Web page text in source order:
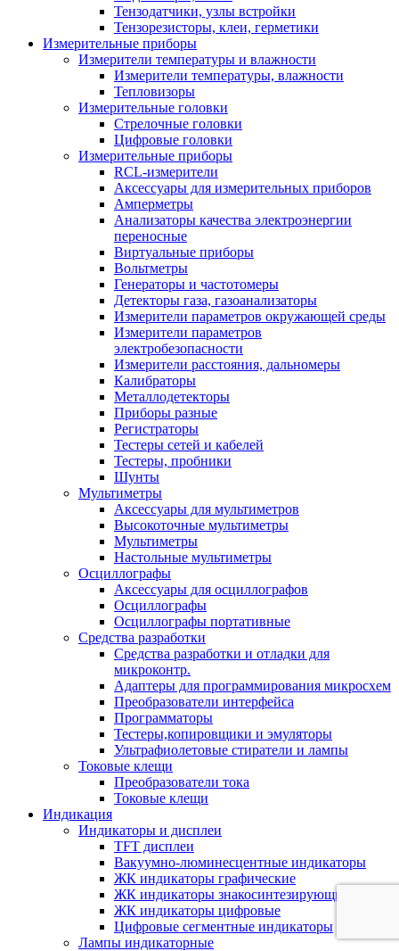
Тензодатчики, узлы встройки
Тензорезисторы, клеи, герметики
Измерительные приборы
Измерители температуры и влажности
Измерители температуры, влажности
Тепловизоры
Измерительные головки
Стрелочные головки
Цифровые головки
Измерительные приборы
RCL-измерители
Аксессуары для измерительных приборов
Амперметры
Анализаторы качества электроэнергии
переносные
Виртуальные приборы
Вольтметры
Генераторы и частотомеры
Детекторы газа, газоанализаторы
Измерители параметров окружающей среды
Измерители параметров
электробезопасности
Измерители расстояния, дальномеры
Калибраторы
Металлодетекторы
Приборы разные
Регистраторы
Тестеры сетей и кабелей
Тестеры, пробники
Шунты
Мультиметры
Аксессуары для мультиметров
Высокоточные мультиметры
Мультиметры
Настольные мультиметры
Осциллографы
Аксессуары для осциллографов
Осциллографы
Осциллографы портативные
Средства разработки
Cредства разработки и отладки для
микроконтр.
Адаптеры для программирования микросхем
Преобразователи интерфейса
Программаторы
Тестеры,копировщики и эмуляторы
Ультрафиолетовые стиратели и лампы
Токовые клещи
Преобразователи тока
Токовые клещи
Индикация
Индикаторы и дисплеи
TFT дисплеи
Вакуумно-люминесцентные индикаторы
ЖК индикаторы графические
ЖК индикаторы знакосинтезирующие
ЖК индикаторы цифровые
Цифровые сегментные индикаторы
Лампы индикаторные